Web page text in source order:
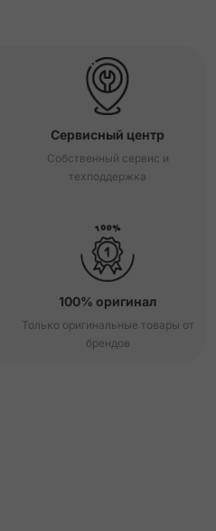
Сервисный центр
Собственный сервис и
техподдержка
100% оригинал
Только оригинальные товары от
брендов